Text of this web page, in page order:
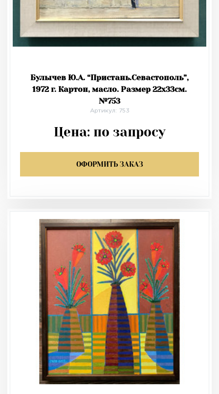
Булычев Ю.А. “Пристань.Севастополь”,
1972 г. Картон, масло. Размер 22х33см.
№753
Артикул: 753
Цена: по запросу
ОФОРМИТЬ ЗАКАЗ